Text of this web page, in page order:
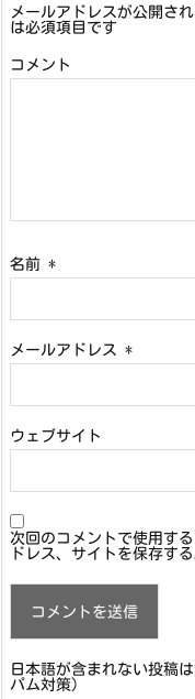
メールアドレスが公開さ
は必須項目です
コメント
名前 *
メールアドレス *
ウェブサイト
次回のコメントで使用す
ドレス、サイトを保存する
日本語が含まれない投稿
パム対策）